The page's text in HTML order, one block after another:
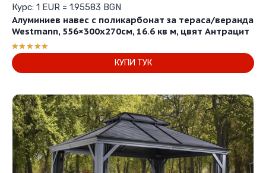
Алуминиев навес с поликарбонат за тераса/веранда
Westmann, 556×300х270см, 16.6 кв м, цвят Антрацит
Оценено с
5.00
от 5
price
was:
1,430.00€
2,796.84 лв..
е:
1,072.00€
2,096.65 лв..
Курс: 1 EUR = 1.95583 BGN
КУПИ ТУК